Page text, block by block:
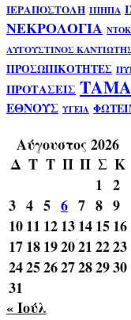
ΙΕΡΑΠΟΣΤΟΛΗ ΙΠΗΠΑ
ΝΕΚΡΟΛΟΓΙΑ
ΑΥΓΟΥΣΤΙΝΟΣ
ΠΡΟΣΩΠΙΚΟΤΗΤΕΣ
ΠΡΟΤΑΣΕΙΣ
ΕΘΝΟΥΣ ΥΓΕΙΑ
Αύγουστος 2026
Δ Τ Τ Π Π Σ Κ
1 2
3 4 5 6 7 8 9
1011 1213141516
17181920212223
24252627282930
31
« Ιούλ